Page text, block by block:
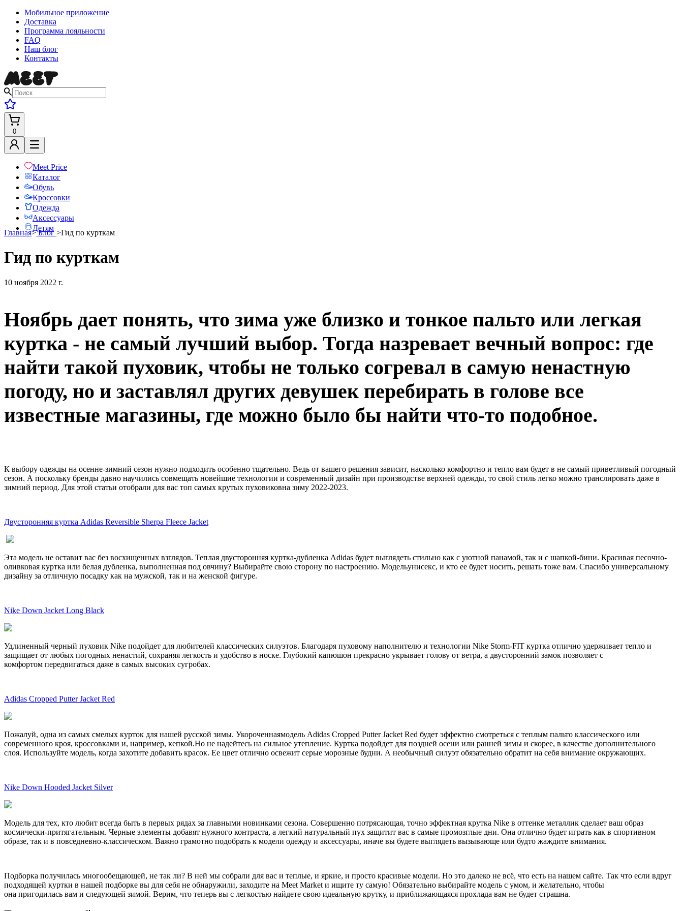
Мобильное приложение
Доставка
Программа лояльности
FAQ
Наш блог
Контакты
0
Meet Price
Каталог
Обувь
Кроссовки
Одежда
Аксессуары
Детям
Главная>Блог >Гид по курткам
Гид по курткам
10 ноября 2022 г.
Ноябрь дает понять, что зима уже близко и тонкое пальто или легкая
куртка - не самый лучший выбор. Тогда назревает вечный вопрос: где
найти такой пуховик, чтобы не только согревал в самую ненастную
погоду, но и заставлял других девушек перебирать в голове все
известные магазины, где можно было бы найти что-то подобное.
К выбору одежды на осенне-зимний сезон нужно подходить особенно тщательно. Ведь от вашего решения зависит, насколько комфортно и тепло вам будет в не самый приветливый погодный
сезон. А поскольку бренды давно научились совмещать новейшие технологии и современный дизайн при производстве верхней одежды, то свой стиль легко можно транслировать даже в
зимний период. Для этой статьи отобрали для вас топ самых крутых пуховиковна зиму 2022-2023.
Двусторонняя куртка Adidas Reversible Sherpa Fleece Jacket
Эта модель не оставит вас без восхищенных взглядов. Теплая двусторонняя куртка-дубленка Adidas будет выглядеть стильно как с уютной панамой, так и с шапкой-бини. Красивая песочно-
оливковая куртка или белая дубленка, выполненная под овчину? Выбирайте свою сторону по настроению. Модельунисекс, и кто ее будет носить, решать тоже вам. Спасибо универсальному
дизайну за отличную посадку как на мужской, так и на женской фигуре.
Nike Down Jacket Long Black
Удлиненный черный пуховик Nike подойдет для любителей классических силуэтов. Благодаря пуховому наполнителю и технологии Nike Storm-FIT куртка отлично удерживает тепло и
защищает от любых погодных ненастий, сохраняя легкость и удобство в носке. Глубокий капюшон прекрасно укрывает голову от ветра, а двусторонний замок позволяет с
комфортом передвигаться даже в самых высоких сугробах.
Adidas Cropped Putter Jacket Red
Пожалуй, одна из самых смелых курток для нашей русской зимы. Укороченнаямодель Adidas Cropped Putter Jacket Red будет эффектно смотреться с теплым пальто классического или
современного кроя, кроссовками и, например, кепкой.Но не надейтесь на сильное утепление. Куртка подойдет для поздней осени или ранней зимы и скорее, в качестве дополнительного
слоя. Используйте модель, когда захотите добавить красок. Ее цвет отлично освежит серые морозные будни. А необычный силуэт обязательно обратит на себя внимание окружающих.
Nike Down Hooded Jacket Silver
Модель для тех, кто любит всегда быть в первых рядах за главными новинками сезона. Совершенно потрясающая, точно эффектная крутка Nike в оттенке металлик сделает ваш образ
космически-притягательным. Черные элементы добавят нужного контраста, а легкий натуральный пух защитит вас в самые промозглые дни. Она отлично будет играть как в спортивном
образе, так и в повседневно-классическом. Важно грамотно подобрать к модели одежду и аксессуары, иначе вы будете выглядеть вызывающе или будто жаждите внимания.
Подборка получилась многообещающей, не так ли? В ней мы собрали для вас и теплые, и яркие, и просто красивые модели. Но это далеко не всё, что есть на нашем сайте. Так что если вдруг
подходящей куртки в нашей подборке вы для себя не обнаружили, заходите на Meet Market и ищите ту самую! Обязательно выбирайте модель с умом, и желательно, чтобы
она пригодилась вам и следующей зимой. Верим, что теперь вы с легкостью найдете свою идеальную крутку, и приближающаяся прохлада вам не будет страшна.